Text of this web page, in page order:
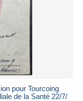
pour Tourcoing
de la Santé 22/7/